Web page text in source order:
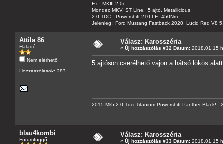
Ex : MKIII 2.0i
Mondeo MKV, ST Line, 5 ajtó, Metallicious
2.0 TDCi, Powershift 210 LE, 450Nm
Jelenleg : Ford Mustang Fastback 2020, Lucid Red V8
Attila 86
Haladó
Nem elérhető
Hozzászólások: 283
Válasz: Karosszéria
« Új hozzászólás #32 Dátum: 2018.01.15
5 ajtóson cserélhető vajon a hátsó lökös
2015 Mk5 2.0 Tdci Titanium Powershift Panther
blau4kombi
Fórumfüggő
Válasz: Karosszéria
« Új hozzászólás #33 Dátum: 2018.01.15